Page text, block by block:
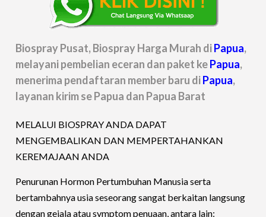
Biospray Pusat, Biospray Harga Murah diPapua,
melayani pembelian eceran dan paket kePapua,
menerima pendaftaran member baru diPapua,
layanan kirim se Papua dan Papua Barat
MELALUI BIOSPRAY ANDA DAPAT
MENGEMBALIKAN DAN MEMPERTAHANKAN
KEREMAJAAN ANDA
Penurunan Hormon Pertumbuhan Manusia serta
bertambahnya usia seseorang sangat berkaitan langsung
dengan gejala atau symptom penuaan, antara lain: